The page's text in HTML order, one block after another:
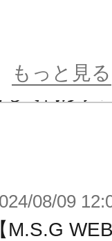
める仕様で
ーター」
もっと見る
08/09
【M.S.G